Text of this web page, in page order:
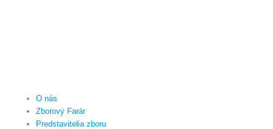
O nás
Zborový Farár
Predstavitelia zboru